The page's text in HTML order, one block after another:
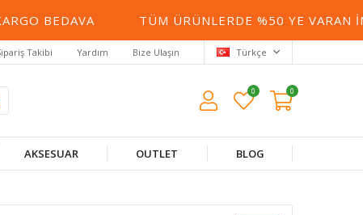
BEDAVA TÜM ÜRÜNLERDE %50 YE VARAN
Takibi Yardım Bize Ulaşın Türkçe
0 0
AKSESUAR OUTLET BLOG